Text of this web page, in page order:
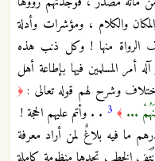
والكلام ، ومؤشرات وأدلة
منها ! وكل ذنب هذه
أمر المسلمين فيها بإطاعة أهل
وشرح لهم قوله تعالى : ﴿
... ﴾ 3 . . وأتم عليهم الحجة !
ما فيه بلاغٌ لمن أراد معرفة